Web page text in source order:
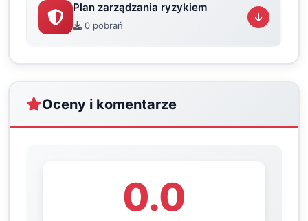
Plan zarządzania ryzykiem
0 pobrań
Oceny i komentarze
0.0